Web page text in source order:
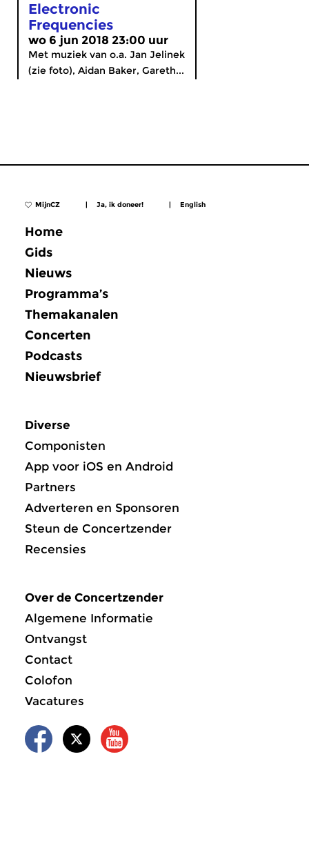
Electronic
Frequencies
wo 6 jun 2018 23:00 uur
Met muziek van o.a. Jan Jelinek
(zie foto), Aidan Baker, Gareth...
MijnCZ | Ja, ik doneer! | English
Home
Gids
Nieuws
Programma’s
Themakanalen
Concerten
Podcasts
Nieuwsbrief
Diverse
Componisten
App voor iOS en Android
Partners
Adverteren en Sponsoren
Steun de Concertzender
Recensies
Over de Concertzender
Algemene Informatie
Ontvangst
Contact
Colofon
Vacatures